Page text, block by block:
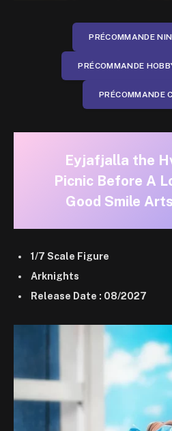
PRÉCOMMANDE
PRÉCOMMANDE
PRÉCOMMANDE
Eyjafjalla the
Picnic Before A
Good Smile
1/7 Scale Figure
Arknights
Release Date : 08/2027